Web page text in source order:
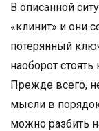
В описанной
«клинит» и они
потерянный
наоборот
Прежде всего,
мысли в
можно разбить